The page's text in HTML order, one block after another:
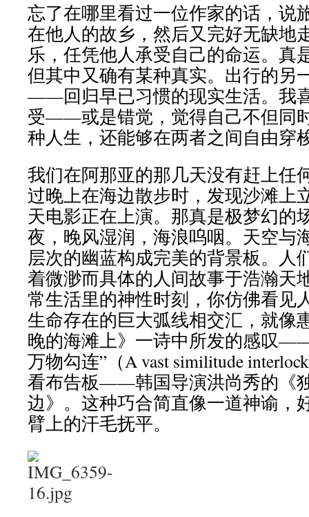
忘了在哪里看过一位作家的话，说
在他人的故乡，然后又完好无缺地
乐，任凭他人承受自己的命运。真
但其中又确有某种真实。出行的另
——回归早已习惯的现实生活。我
受——或是错觉，觉得自己不但同
种人生，还能够在两者之间自由穿
我们在阿那亚的那几天没有赶上任
过晚上在海边散步时，发现沙滩上
天电影正在上演。那真是极梦幻的
夜，晚风湿润，海浪呜咽。天空与
层次的幽蓝构成完美的背景板。人
着微渺而具体的人间故事于浩瀚天
常生活里的神性时刻，你仿佛看见
生命存在的巨大弧线相交汇，就像
晚的海滩上》一诗中所发的感叹
万物勾连”（A vast similitude
看布告板——韩国导演洪尚秀的《
边》。这种巧合简直像一道神谕，
臂上的汗毛抚平。